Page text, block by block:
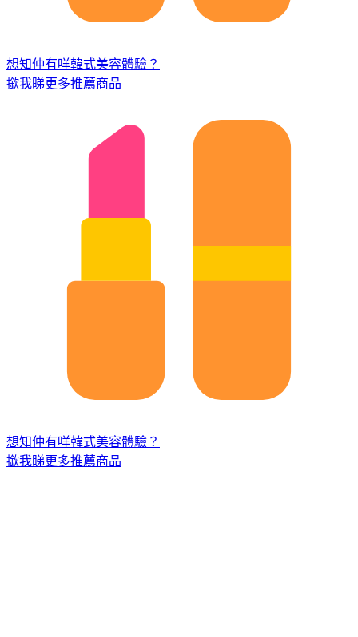
想知仲有咩韓式美容體驗？
撳我睇更多推薦商品
想知仲有咩韓式美容體驗？
撳我睇更多推薦商品